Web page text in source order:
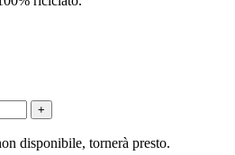
+
disponibile, tornerà presto.